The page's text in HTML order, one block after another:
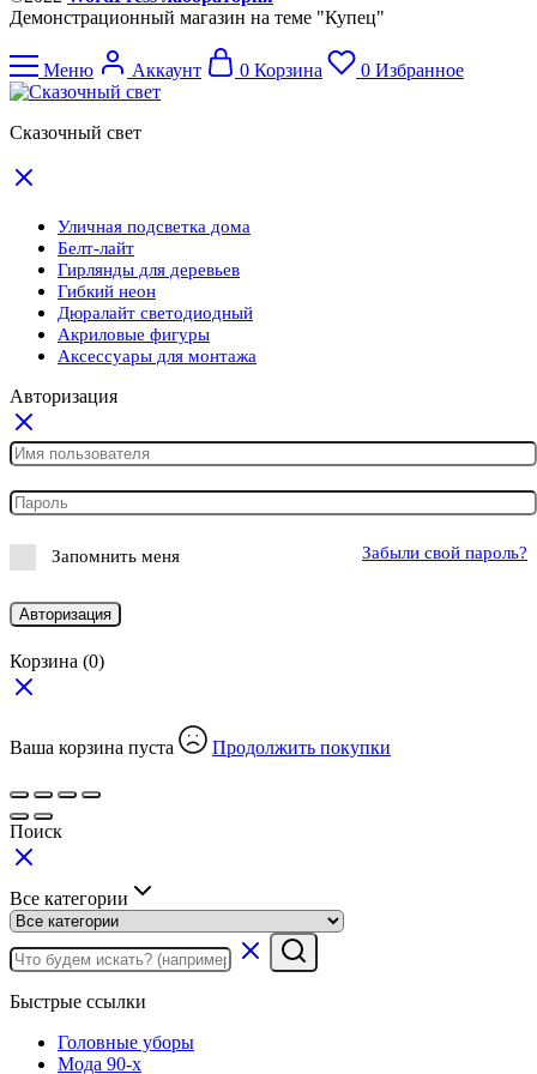
Демонстрационный магазин на теме "Купец"
Меню Аккаунт 0 Корзина 0 Избранное
Сказочный свет
Уличная подсветка дома
Белт-лайт
Гирлянды для деревьев
Гибкий неон
Дюралайт светодиодный
Акриловые фигуры
Аксессуары для монтажа
Авторизация
Запомнить меня Забыли свой пароль?
Авторизация
Корзина (0)
Ваша корзина пуста Продолжить покупки
Поиск
Все категории
Быстрые ссылки
Головные уборы
Мода 90-х